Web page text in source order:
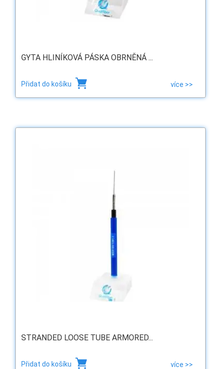
GYTA HLINÍKOVÁ PÁSKA OBRNĚNÁ ...
Přidat do košíku více >>
STRANDED LOOSE TUBE ARMORED...
Přidat do košíku více >>